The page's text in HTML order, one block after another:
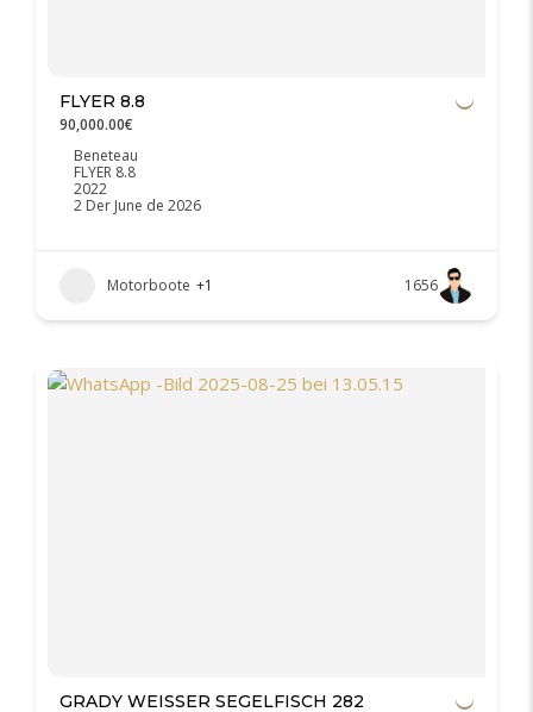
FLYER 8.8
90,000.00€
Beneteau
FLYER 8.8
2022
2 Der June de 2026
Motorboote +1 1656
GRADY WEISSER SEGELFISCH 282